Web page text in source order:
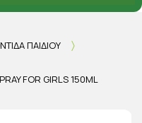
ΠΑΙΔΙΟΎ
FOR GIRLS 150ML